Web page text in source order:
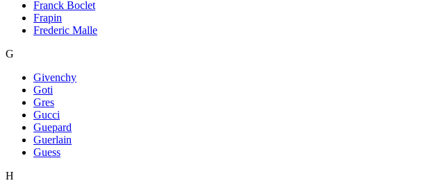
Franck Boclet
Frapin
Frederic Malle
G
Givenchy
Goti
Gres
Gucci
Guepard
Guerlain
Guess
H